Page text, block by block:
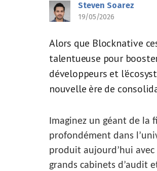
Steven Soarez
19/05/2026
Alors que Blocknative
talentueuse pour
développeurs et
nouvelle ère de
Imaginez un géant de la
profondément dans
produit aujourd’hui
grands cabinets d’audit